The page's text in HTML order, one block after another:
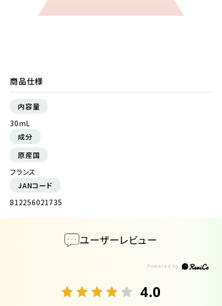
商品仕様
内容量
30mL
成分
原産国
フランス
JANコード
812256021735
ユーザーレビュー
4.0